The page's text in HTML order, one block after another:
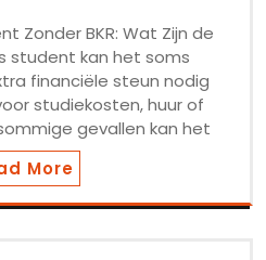
Zonder BKR: Wat Zijn de
student kan het soms
financiële steun nodig
studiekosten, huur of
gevallen kan het
More